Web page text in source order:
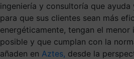
ingeniería y consultoría que ayuda
para que sus clientes sean más
energéticamente, tengan el
posible y que cumplan con la
añaden en Aztes, desde la